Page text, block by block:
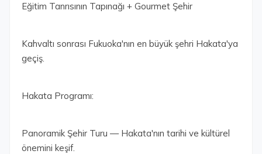
Eğitim Tanrısının Tapınağı + Gourmet Şehir
Kahvaltı sonrası Fukuoka'nın en büyük şehri Hakata'ya
geçiş.
Hakata Programı:
Panoramik Şehir Turu — Hakata'nın tarihi ve kültürel
önemini keşif.